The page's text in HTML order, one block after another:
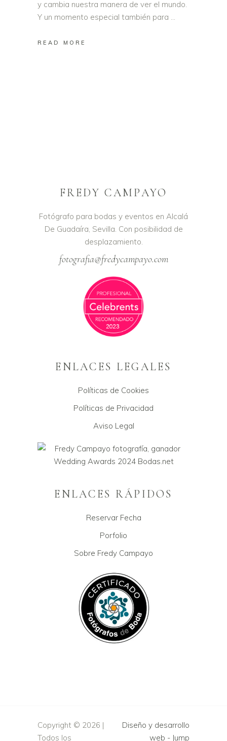
y cambia nuestra manera de ver el mundo.
Y un momento especial también para
READ MORE
FREDY CAMPAYO
Fotógrafo para bodas y eventos en Alcalá
De Guadaíra, Sevilla. Con posibilidad de
desplazamiento.
fotografia@fredycampayo.com
ENLACES LEGALES
Políticas de Cookies
Políticas de Privacidad
Aviso Legal
ENLACES RÁPIDOS
Reservar Fecha
Porfolio
Sobre Fredy Campayo
Copyright © 2026 |
Todos los
Diseño y desarrollo
web - Jump